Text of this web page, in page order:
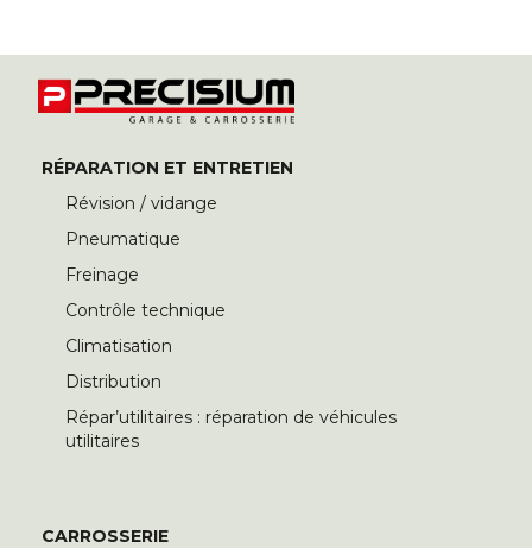
RÉPARATION ET ENTRETIEN
Révision / vidange
Pneumatique
Freinage
Contrôle technique
Climatisation
Distribution
Répar’utilitaires : réparation de véhicules
utilitaires
CARROSSERIE